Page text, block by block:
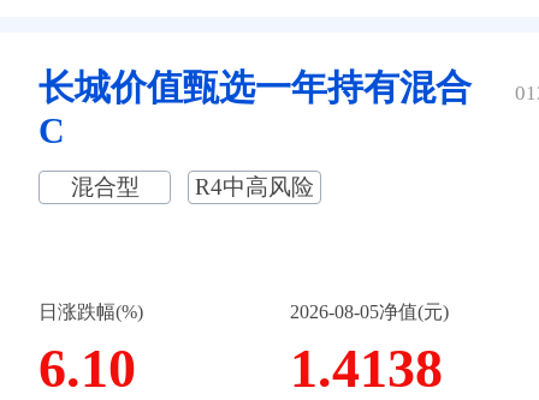
长城价值甄选一年持有混合
C
混合型 R4中高风险
日涨跌幅(%)
6.10
2026-08-05净值(元)
1.4138